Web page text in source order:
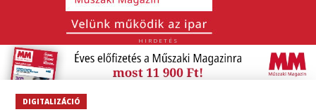
HIRDETÉS
DIGITALIZÁCIÓ